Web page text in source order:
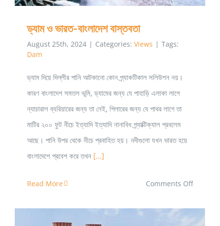
ড্যাম ও ভারত-বাংলাদেশ বাস্তবতা
August 25th, 2024 | Categories: Views | Tags:
Dam
ড্যাম দিয়ে দিল্লীর পানি আটকানো কোন প্র্যাকটিকাল সলিউশন নয়।
কারণ বাংলাদেশ সমতল ভূমি, ড্যামের জন্য যে পাহাড়ি এলাকা লাগে
ন্যাচারাল ব্যরিয়ারের জন্য তা নেই, পিলারের জন্য যে পাথর লাগে তা
মাটির ২০০ ফুট নীচে ইত্যাদি ইত্যাদি নানাবিধ প্র্যাক্টিক্যাল প্রবলেম
আছে। পানি উপর থেকে নীচে প্রবাহিত হয়। নদীগুলো যখন ভারত হয়ে
বাংলাদেশে প্রবেশ করে তখন [...]
Read More Comments Offon